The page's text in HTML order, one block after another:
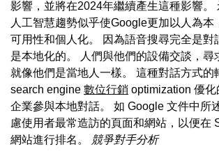
影響，並將在2024年繼續產生這種影響。
人工智慧趨勢似乎使Google更加以人為本
可用性和個人化。 因為語音搜尋完全是對
是本地化的。 人們與他們的設備交談，尋
就像他們是當地人一樣。 這種對話方式的
search engine 數位行銷 optimization 優
企業參與本地對話。 如 Google 文件中所
慮使用者最常造訪的頁面和網站，以便在
網站進行排名。
競爭對手分析